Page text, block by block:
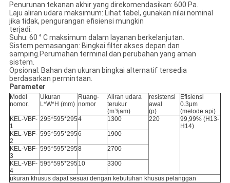
Penurunan tekanan akhir yang direkomendasikan: 600 Pa.
Laju aliran udara maksimum: Lihat tabel, gunakan nilai nominal
jika tidak, pengurangan efisiensi mungkin
terjadi.
Suhu: 60 ° C maksimum dalam layanan berkelanjutan.
Sistem pemasangan: Bingkai filter akses depan dan
samping.Perumahan terminal dan perubahan yang aman
sistem.
Opsional: Bahan dan ukuran bingkai alternatif tersedia
berdasarkan permintaan.
Parameter
Model
nomor.
Ukuran
L*W*H (mm)
Ruang-
nomor
Aliran udara
terukur
(m³/jam)
resistensi
awal
(p)
Efisiensi
0.3μm
(metode api)
KEL-VBF-
1
295*595*2954 1300 220
99,99% (H13-
H14)
KEL-VBF-
2
595*595*2956 1900
KEL-VBF-
3
595*595*2958 2700
KEL-VBF-
4
595*595*295 10 3300
ukuran khusus dapat sesuai dengan kebutuhan khusus pelanggan